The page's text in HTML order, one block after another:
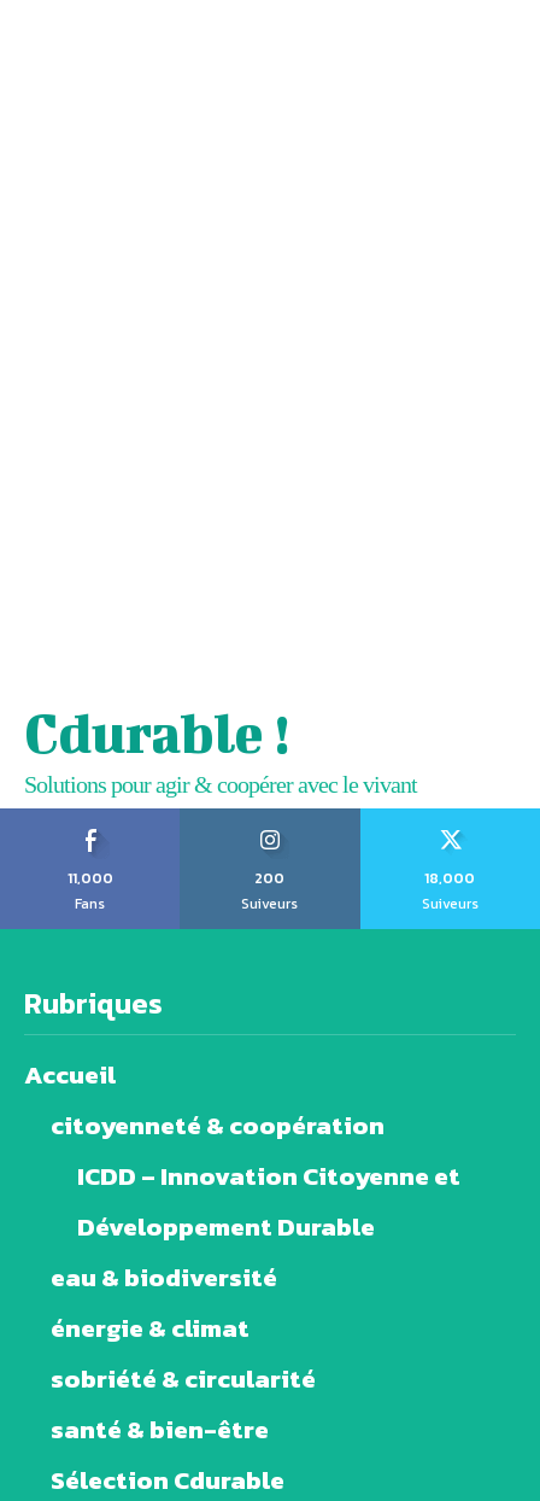
Cdurable !
Solutions pour agir & coopérer avec le vivant
11,000
Fans
200
Suiveurs
18,000
Suiveurs
Rubriques
Accueil
citoyenneté & coopération
ICDD – Innovation Citoyenne et
Développement Durable
eau & biodiversité
énergie & climat
sobriété & circularité
santé & bien-être
Sélection Cdurable